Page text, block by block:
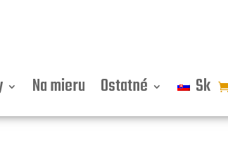
Na mieru Ostatné Sk